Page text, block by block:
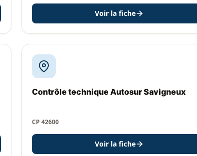
Voir la fiche
Contrôle technique Autosur Savigneux
CP 42600
Voir la fiche